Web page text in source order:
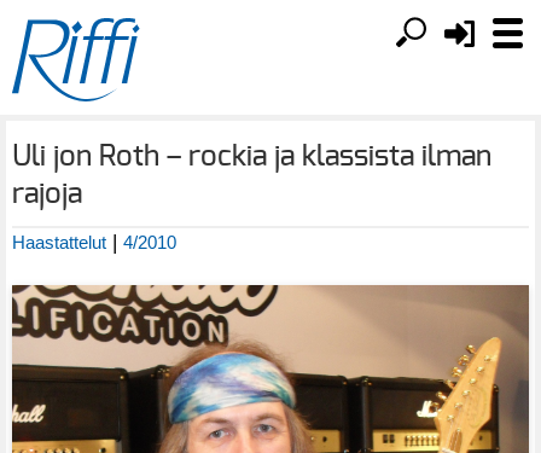
Uli jon Roth – rockia ja klassista ilman
rajoja
Haastattelut | 4/2010